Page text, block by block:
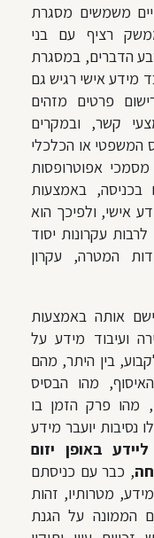
משמשים מסגרת
רציף עם בני
הדברים, במסגרת
מידע אישי רגיש גם
פרטים מזהים
קשר, ובמקרים
המשפטי או הכלכלי
אפוטרופסות
בכניסה, באמצעות
אישי, ולפיכך הוא
עקרונות יסוד
המטרה, עקרון
אותה באמצעות
ועיבוד מידע על
בין היתר, מהם
מהו הבסיס
מהו פרק הזמן בו
נסיבות יועבר מידע
ליידע באופן יזום
, כבר עם כניסתם
מטרותיו, זהות
הממונה על הגנת